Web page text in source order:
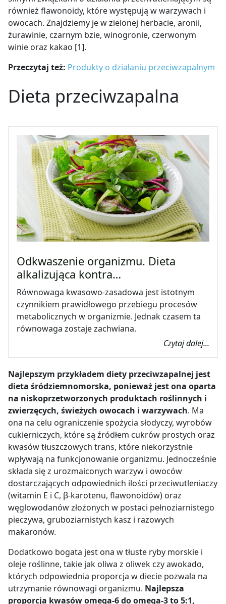
również flawonoidy, które występują w warzywach i
owocach. Znajdziemy je w zielonej herbacie, aronii,
żurawinie, czarnym bzie, winogronie, czerwonym
winie oraz kakao [1].
Przeczytaj też: Produkty o działaniu przeciwzapalnym
Dieta przeciwzapalna
Odkwaszenie organizmu. Dieta
alkalizująca kontra…
Równowaga kwasowo-zasadowa jest istotnym
czynnikiem prawidłowego przebiegu procesów
metabolicznych w organizmie. Jednak czasem ta
równowaga zostaje zachwiana.
Czytaj dalej...
Najlepszym przykładem diety przeciwzapalnej jest
dieta śródziemnomorska, ponieważ jest ona oparta
na niskoprzetworzonych produktach roślinnych i
zwierzęcych, świeżych owocach i warzywach. Ma
ona na celu ograniczenie spożycia słodyczy, wyrobów
cukierniczych, które są źródłem cukrów prostych oraz
kwasów tłuszczowych trans, które niekorzystnie
wpływają na funkcjonowanie organizmu. Jednocześnie
składa się z urozmaiconych warzyw i owoców
dostarczających odpowiednich ilości przeciwutleniaczy
(witamin E i C, β-karotenu, flawonoidów) oraz
węglowodanów złożonych w postaci pełnoziarnistego
pieczywa, gruboziarnistych kasz i razowych
makaronów.
Dodatkowo bogata jest ona w tłuste ryby morskie i
oleje roślinne, takie jak oliwa z oliwek czy awokado,
których odpowiednia proporcja w diecie pozwala na
utrzymanie równowagi organizmu. Najlepsza
proporcja kwasów omega-6 do omega-3 to 5:1,